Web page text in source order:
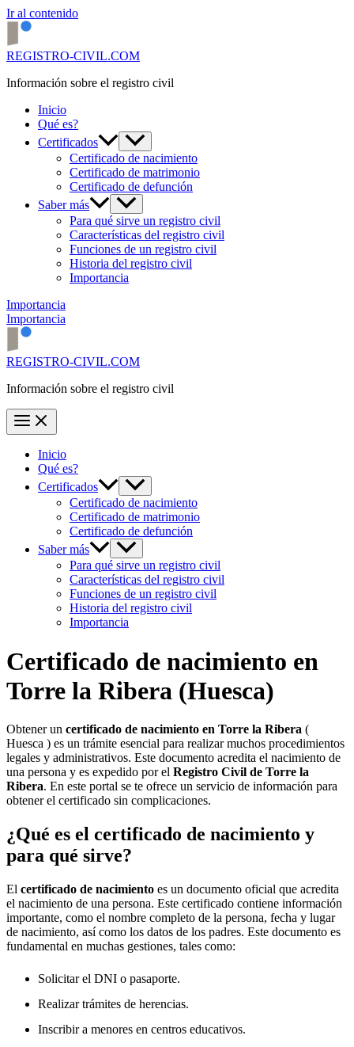
Ir al contenido
REGISTRO-CIVIL.COM
Información sobre el registro civil
Inicio
Qué es?
Certificados
Certificado de nacimiento
Certificado de matrimonio
Certificado de defunción
Saber más
Para qué sirve un registro civil
Características del registro civil
Funciones de un registro civil
Historia del registro civil
Importancia
Importancia
Importancia
REGISTRO-CIVIL.COM
Información sobre el registro civil
Inicio
Qué es?
Certificados
Certificado de nacimiento
Certificado de matrimonio
Certificado de defunción
Saber más
Para qué sirve un registro civil
Características del registro civil
Funciones de un registro civil
Historia del registro civil
Importancia
Certificado de nacimiento en
Torre la Ribera (Huesca)
Obtener un certificado de nacimiento en Torre la Ribera (
Huesca ) es un trámite esencial para realizar muchos procedimientos
legales y administrativos. Este documento acredita el nacimiento de
una persona y es expedido por el Registro Civil de Torre la
Ribera. En este portal se te ofrece un servicio de información para
obtener el certificado sin complicaciones.
¿Qué es el certificado de nacimiento y
para qué sirve?
El certificado de nacimiento es un documento oficial que acredita
el nacimiento de una persona. Este certificado contiene información
importante, como el nombre completo de la persona, fecha y lugar
de nacimiento, así como los datos de los padres. Este documento es
fundamental en muchas gestiones, tales como:
Solicitar el DNI o pasaporte.
Realizar trámites de herencias.
Inscribir a menores en centros educativos.